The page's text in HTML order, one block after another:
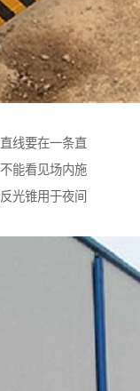
线要在一条直
能看见场内施
光锥用于夜间